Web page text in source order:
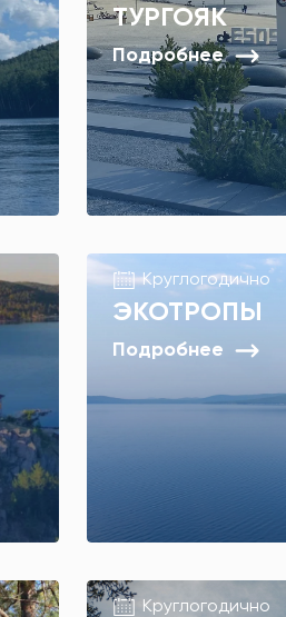
ТУРГОЯК
Подробнее
Круглогодично
ЭКОТРОПЫ
Подробнее
Круглогодично